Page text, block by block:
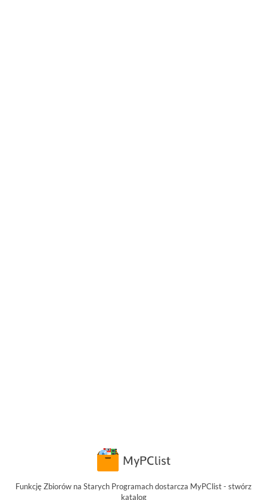
Funkcję Zbiorów na Starych Programach dostarcza MyPClist - stwórz
katalog